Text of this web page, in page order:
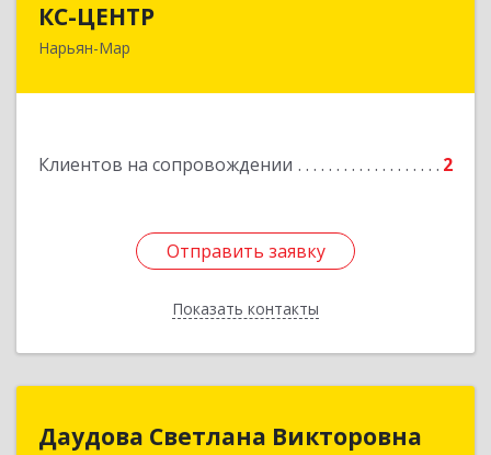
КС-ЦЕНТР
Нарьян-Мар
Клиентов на сопровождении 2
Отправить заявку
Показать контакты
Отправить заявку
Назад
Даудова Светлана Викторовна